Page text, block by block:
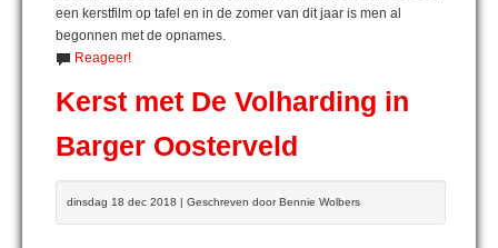
een kerstfilm op tafel en in de zomer van dit jaar is men al
begonnen met de opnames.
Reageer!
Kerst met De Volharding in
Barger Oosterveld
dinsdag 18 dec 2018 | Geschreven door Bennie Wolbers